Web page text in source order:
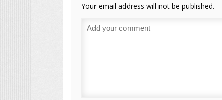
Your email address will not be published.